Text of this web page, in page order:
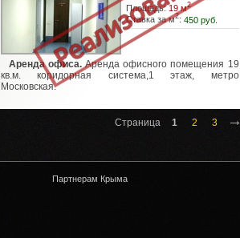
Площадь:19 м2
Ставка за м2: 450 руб.
Аренда офиса.Аренда офисного помещения 19
кв.м. коридорная система,1 этаж, метро
Московская.
Страница 1 2 3 →
Партнерам Крыма